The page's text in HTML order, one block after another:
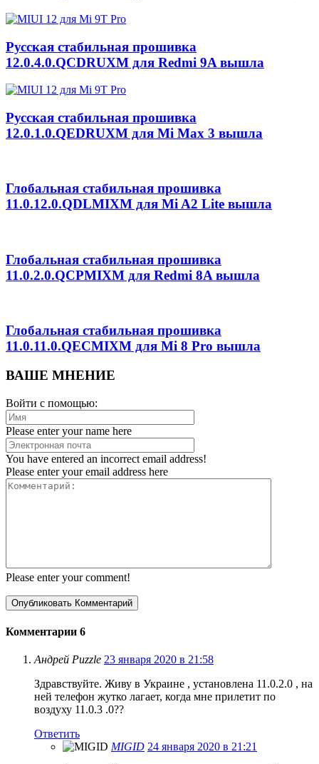
Русская стабильная прошивка
12.0.4.0.QCDRUXM для Redmi 9A вышла
Русская стабильная прошивка
12.0.1.0.QEDRUXM для Mi Max 3 вышла
Глобальная стабильная прошивка
11.0.12.0.QDLMIXM для Mi A2 Lite вышла
Глобальная стабильная прошивка
11.0.2.0.QCPMIXM для Redmi 8A вышла
Глобальная стабильная прошивка
11.0.11.0.QECMIXM для Mi 8 Pro вышла
ВАШЕ МНЕНИЕ
Войти с помощью:
Please enter your name here
You have entered an incorrect email address!
Please enter your email address here
Please enter your comment!
Комментарии 6
Андрей Puzzle 23 января 2020 в 21:58
Здравствуйте. Живу в Украине , установлена 11.0.2.0 , на
ней телефон жутко лагает, когда мне прилетит по
воздуху 11.0.3 .0??
Ответить
MIGID 24 января 2020 в 21:21